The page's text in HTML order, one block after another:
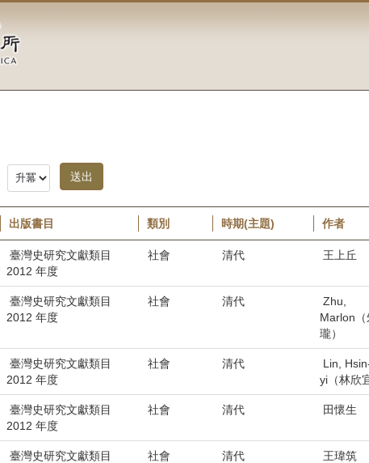
出版書目 類別 時期(主題) 作者
臺灣史研究文獻類目
2012 年度
社會 清代 王上丘
臺灣史研究文獻類目
2012 年度
社會 清代
Zhu,
Marlon（
瓏）
臺灣史研究文獻類目
2012 年度
社會 清代
Lin,
yi（林欣
臺灣史研究文獻類目
2012 年度
社會 清代 田懷生
臺灣史研究文獻類目
社會 清代 王瑋筑